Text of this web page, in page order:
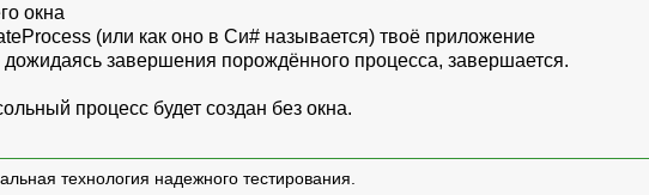
окна
(или как оно в Си# называется) твоё приложение
завершения порождённого процесса, завершается.
процесс будет создан без окна.
технология надежного тестирования.